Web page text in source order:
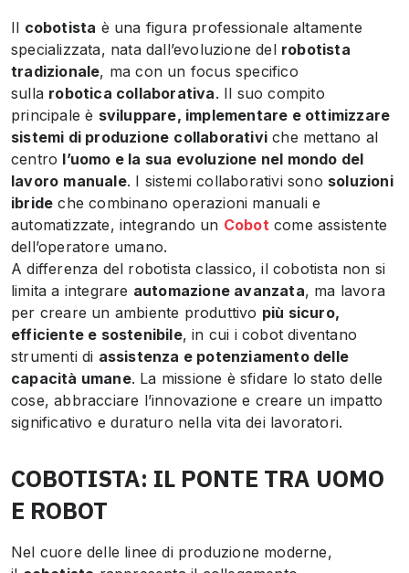
Il cobotista è una figura professionale altamente
specializzata, nata dall’evoluzione del robotista
tradizionale, ma con un focus specifico
sulla robotica collaborativa. Il suo compito
principale è sviluppare, implementare e ottimizzare
sistemi di produzione collaborativi che mettano al
centro l’uomo e la sua evoluzione nel mondo del
lavoro manuale. I sistemi collaborativi sono soluzioni
ibride che combinano operazioni manuali e
automatizzate, integrando un Cobot come assistente
dell’operatore umano.
A differenza del robotista classico, il cobotista non si
limita a integrare automazione avanzata, ma lavora
per creare un ambiente produttivo più sicuro,
efficiente e sostenibile, in cui i cobot diventano
strumenti di assistenza e potenziamento delle
capacità umane. La missione è sfidare lo stato delle
cose, abbracciare l’innovazione e creare un impatto
significativo e duraturo nella vita dei lavoratori.
COBOTISTA: IL PONTE TRA UOMO
E ROBOT
Nel cuore delle linee di produzione moderne,